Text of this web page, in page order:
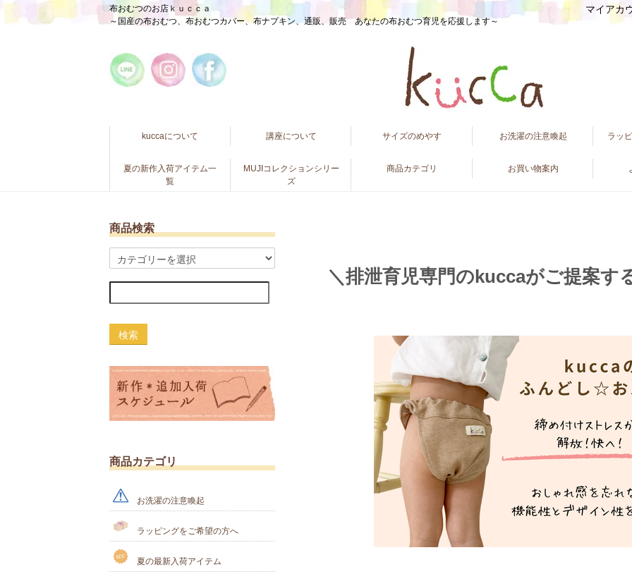
布おむつのお店ｋｕｃｃａ
～国産の布おむつ、布おむつカバー、布ナプキン、通販、販売 あなたの布おむつ育児を応援します～
マイアカ
kuccaについて 講座について サイズのめやす お洗濯の注意喚起 ラッ
夏の新作入荷アイテム一
覧
MUJIコレクションシリー
ズ
商品カテゴリ お買い物案内
＼排泄育児専門のkuccaがご提案す
商品検索
検索
商品カテゴリ
お洗濯の注意喚起
ラッピングをご希望の方へ
夏の最新入荷アイテム